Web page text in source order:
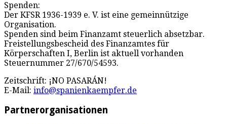
Spenden:
Der KFSR 1936-1939 e. V. ist eine gemeinnützige
Organisation.
Spenden sind beim Finanzamt steuerlich absetzbar.
Freistellungsbescheid des Finanzamtes für
Körperschaften I, Berlin ist aktuell vorhanden
Steuernummer 27/670/54593.
Zeitschrift: ¡NO PASARÁN!
E-Mail: info@spanienkaempfer.de
Partnerorganisationen